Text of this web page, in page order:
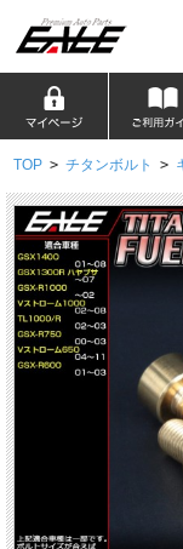
TOP > チタンボルト >